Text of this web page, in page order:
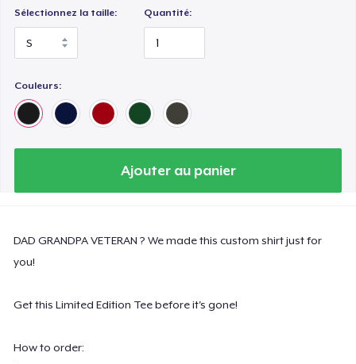
Sélectionnez la taille: Quantité:
Couleurs:
Ajouter au panier
DAD GRANDPA VETERAN ? We made this custom shirt just for
you!
Get this Limited Edition Tee before it's gone!
How to order: